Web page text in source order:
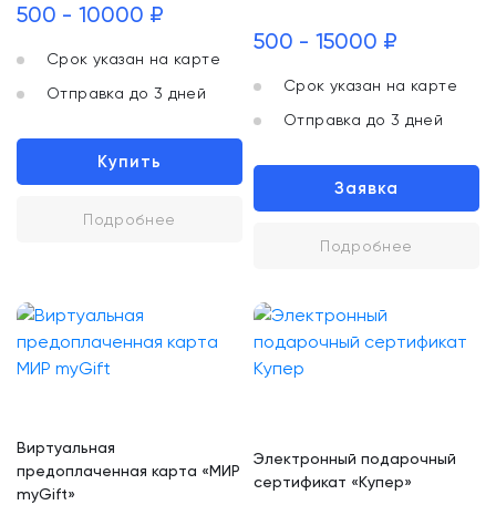
500 - 10000 ₽
Срок указан на карте
Отправка до 3 дней
Купить
Подробнее
500 - 15000 ₽
Срок указан на карте
Отправка до 3 дней
Заявка
Подробнее
Виртуальная
предоплаченная карта «МИР
myGift»
Электронный подарочный
сертификат «Купер»